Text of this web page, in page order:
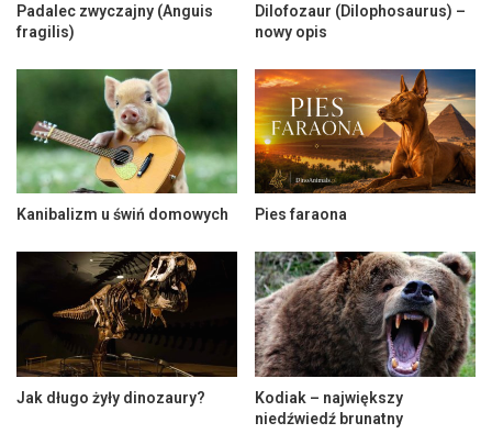
Padalec zwyczajny (Anguis
fragilis)
Dilofozaur (Dilophosaurus) –
nowy opis
Kanibalizm u świń domowych Pies faraona
Jak długo żyły dinozaury?
Kodiak – największy
niedźwiedź brunatny